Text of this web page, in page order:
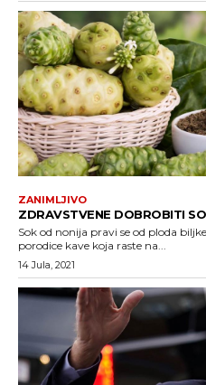
ZANIMLJIVO
ZDRAVSTVENE DOBROBITI
Sok od nonija pravi se od ploda
porodice kave koja raste na...
14 Jula, 2021